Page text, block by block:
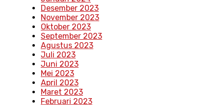
Desember 2023
November 2023
Oktober 2023
September 2023
Agustus 2023
Juli 2023
Juni 2023
Mei 2023
April 2023
Maret 2023
Februari 2023